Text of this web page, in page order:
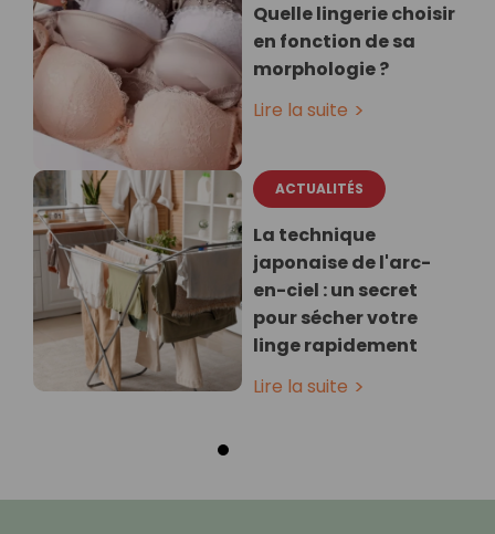
Quelle lingerie choisir
en fonction de sa
morphologie ?
Lire la suite
ACTUALITÉS
La technique
japonaise de l'arc-
en-ciel : un secret
pour sécher votre
linge rapidement
Lire la suite